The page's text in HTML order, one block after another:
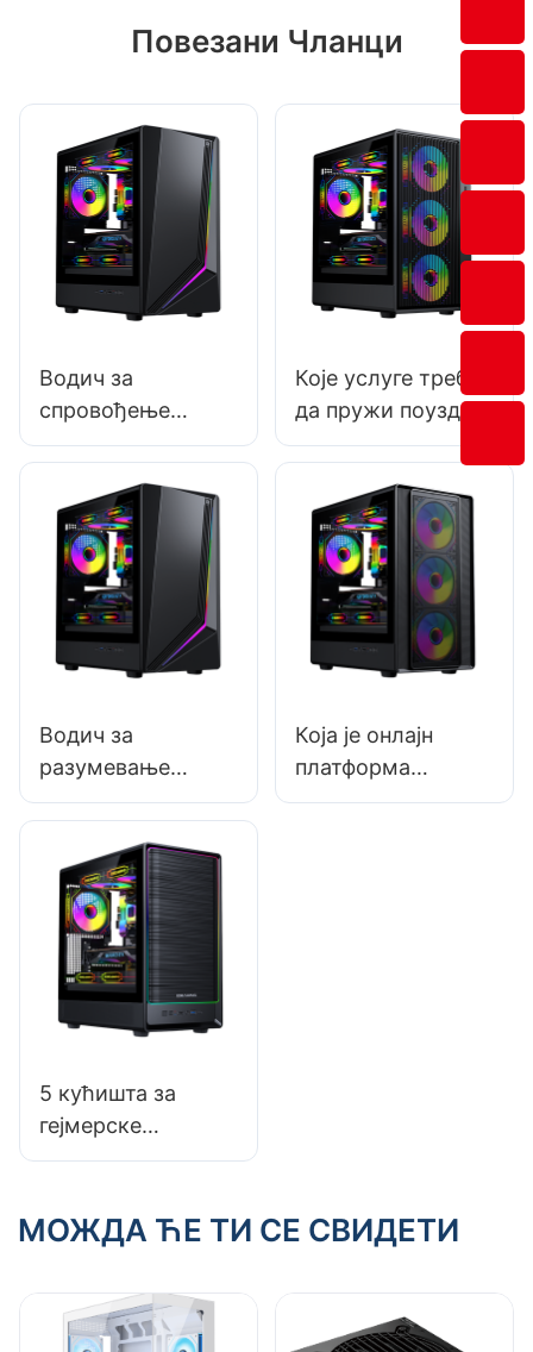
Повезани Чланци
Водич за
спровођење
истраживања
кућишта за
рачунаре за игре
Које услуге треба
да пружи поуздан
добављач
рачунаре?
Водич за
разумевање
система хлађења
Која је онлајн
платформа
најбоља за
5 кућишта за
гејмерске
рачунаре која
љубитељи RGB
осветљења
МОЖДА ЋЕ ТИ СЕ СВИДЕТИ